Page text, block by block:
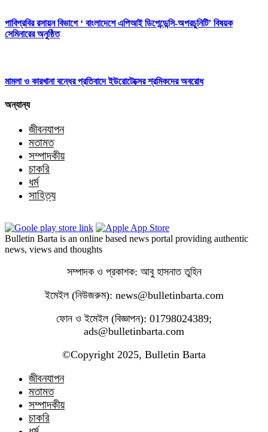
পাবিপ্রবির রসায়ন বিভাগে ‘ বাংলাদেশে এপিআই ডিপেন্ডেন্সি-অপরচুনিটি’ বিষয়ক
সেমিনারের অনুষ্ঠিত
মামলা ও কারখানা বন্ধের প্রতিবাদে ইউরোটেক্সের শ্রমিকদের অবরোধ
অন্যান্য
জীবনযাপন
মতামত
সম্পাদকীয়
চাকরি
ধর্ম
সাহিত্য
Bulletin Barta is an online based news portal providing authentic
news, views and thoughts
সম্পাদক ও প্রকাশক: আবু হাসনাত তুহিন
ইমেইল (নিউজরুম): news@bulletinbarta.com
ফোন ও ইমেইল (বিজ্ঞাপন): 01798024389;
ads@bulletinbarta.com
©️Copyright 2025, Bulletin Barta
জীবনযাপন
মতামত
সম্পাদকীয়
চাকরি